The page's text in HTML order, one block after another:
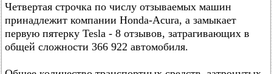
Четвертая строчка по числу отзываемых машин
принадлежит компании Honda-Acura, а замыкает
первую пятерку Tesla - 8 отзывов, затрагивающих в
общей сложности 366 922 автомобиля.